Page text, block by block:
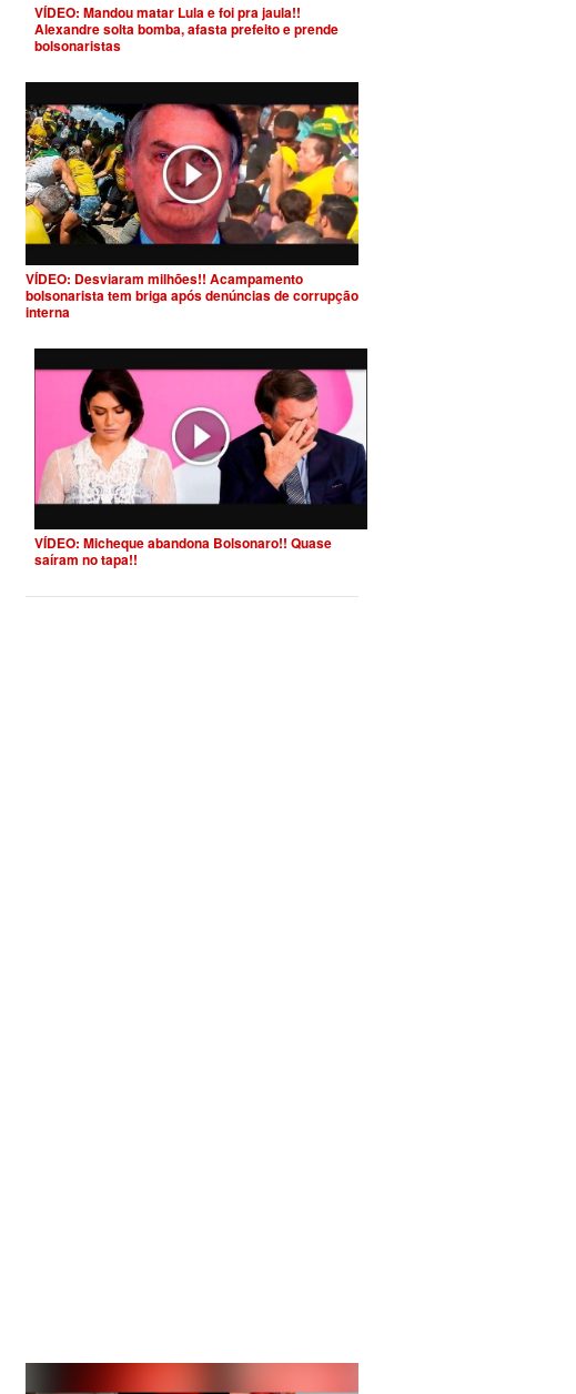
VÍDEO: Mandou matar Lula e foi pra jaula!!
Alexandre solta bomba, afasta prefeito e prende
bolsonaristas
VÍDEO: Desviaram milhões!! Acampamento
bolsonarista tem briga após denúncias de corrupção
interna
VÍDEO: Micheque abandona Bolsonaro!! Quase
saíram no tapa!!